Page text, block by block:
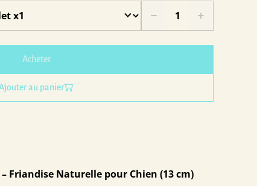
Acheter
au panier
Friandise Naturelle pour Chien (13 cm)